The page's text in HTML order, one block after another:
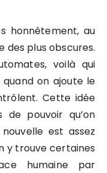
honnêtement, au
des plus obscures.
voilà qui
on ajoute le
Cette idée
pouvoir qu’on
est assez
y trouve certaines
humaine par